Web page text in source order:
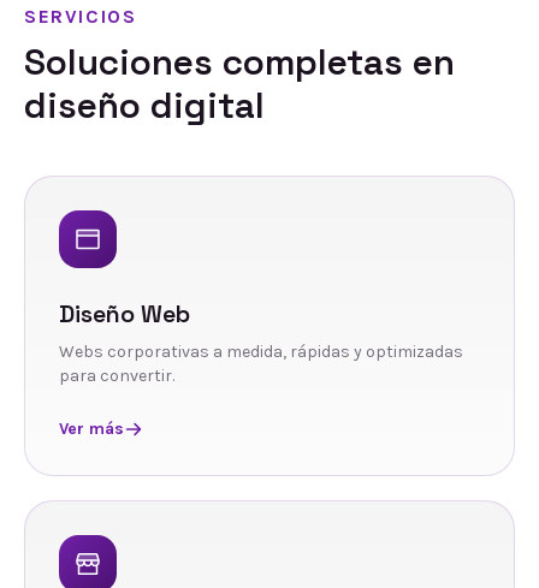
SERVICIOS
Soluciones completas en
diseño digital
Diseño Web
Webs corporativas a medida, rápidas y optimizadas
para convertir.
Ver más